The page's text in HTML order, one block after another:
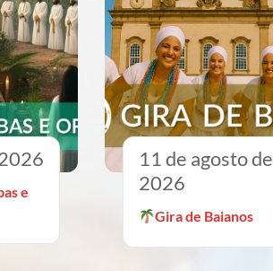
e
11 de agosto de
2026
Gira de Baianos